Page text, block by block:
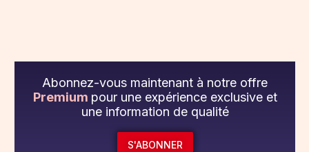
Abonnez-vous maintenant à notre offre
Premium pour une expérience exclusive et
une information de qualité
S'ABONNER